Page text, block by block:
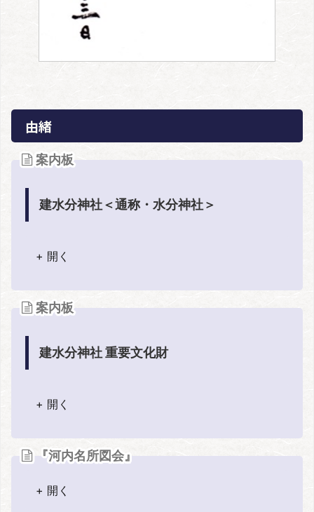
由緒
案内板
建水分神社＜通称・水分神社＞
+ 開く
案内板
建水分神社 重要文化財
+ 開く
『河内名所図会』
+ 開く